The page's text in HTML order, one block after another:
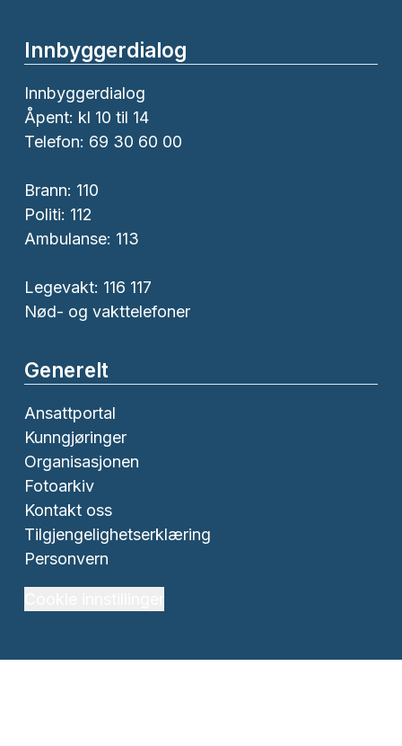
Innbyggerdialog
Innbyggerdialog
Åpent: kl 10 til 14
Telefon: 69 30 60 00
Brann: 110
Politi: 112
Ambulanse: 113
Legevakt: 116 117
Nød- og vakttelefoner
Generelt
Ansattportal
Kunngjøringer
Organisasjonen
Fotoarkiv
Kontakt oss
Tilgjengelighetserklæring
Personvern